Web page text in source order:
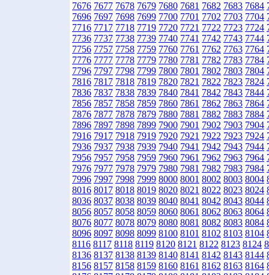
7676 7677 7678 7679 7680 7681 7682 7683 7684
7696 7697 7698 7699 7700 7701 7702 7703 7704
7716 7717 7718 7719 7720 7721 7722 7723 7724
7736 7737 7738 7739 7740 7741 7742 7743 7744
7756 7757 7758 7759 7760 7761 7762 7763 7764
7776 7777 7778 7779 7780 7781 7782 7783 7784
7796 7797 7798 7799 7800 7801 7802 7803 7804
7816 7817 7818 7819 7820 7821 7822 7823 7824
7836 7837 7838 7839 7840 7841 7842 7843 7844
7856 7857 7858 7859 7860 7861 7862 7863 7864
7876 7877 7878 7879 7880 7881 7882 7883 7884
7896 7897 7898 7899 7900 7901 7902 7903 7904
7916 7917 7918 7919 7920 7921 7922 7923 7924
7936 7937 7938 7939 7940 7941 7942 7943 7944
7956 7957 7958 7959 7960 7961 7962 7963 7964
7976 7977 7978 7979 7980 7981 7982 7983 7984
7996 7997 7998 7999 8000 8001 8002 8003 8004
8016 8017 8018 8019 8020 8021 8022 8023 8024
8036 8037 8038 8039 8040 8041 8042 8043 8044
8056 8057 8058 8059 8060 8061 8062 8063 8064
8076 8077 8078 8079 8080 8081 8082 8083 8084
8096 8097 8098 8099 8100 8101 8102 8103 8104
8116 8117 8118 8119 8120 8121 8122 8123 8124
8136 8137 8138 8139 8140 8141 8142 8143 8144
8156 8157 8158 8159 8160 8161 8162 8163 8164